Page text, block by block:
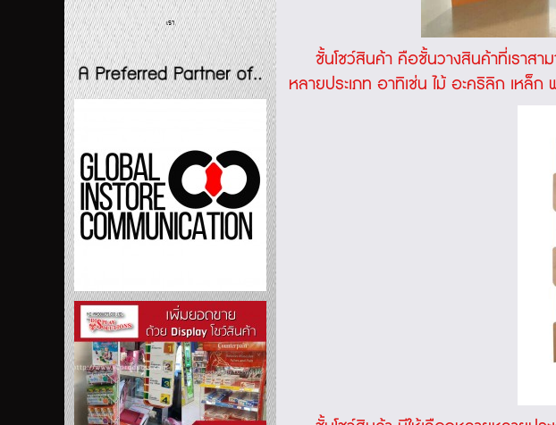
เรา
ชั้นโชว์สินค้าคือชั้นวางสินค้าที่เราสา
หลายประเภท อาทิเช่น ไม้ อะคริลิก เหล็